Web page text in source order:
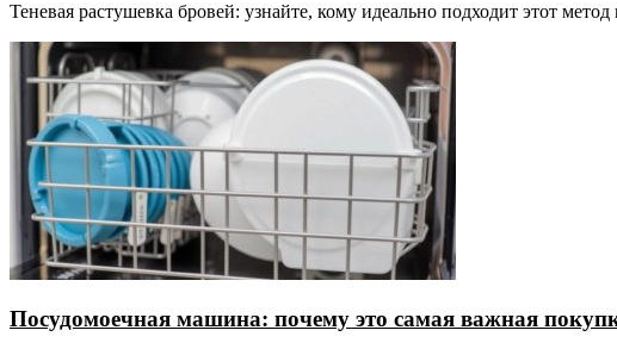
Теневая растушевка бровей: узнайте, кому идеально подходит этот
Посудомоечная машина: почему это самая важная